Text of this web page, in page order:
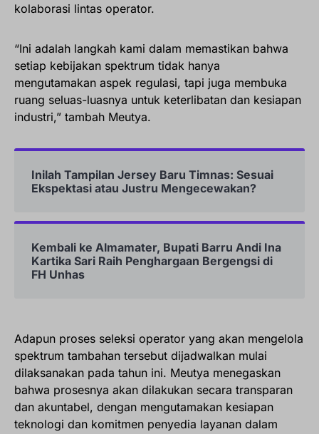
kolaborasi lintas operator.
“Ini adalah langkah kami dalam memastikan bahwa
setiap kebijakan spektrum tidak hanya
mengutamakan aspek regulasi, tapi juga membuka
ruang seluas-luasnya untuk keterlibatan dan kesiapan
industri,” tambah Meutya.
Inilah Tampilan Jersey Baru Timnas: Sesuai
Ekspektasi atau Justru Mengecewakan?
Kembali ke Almamater, Bupati Barru Andi Ina
Kartika Sari Raih Penghargaan Bergengsi di
FH Unhas
Adapun proses seleksi operator yang akan mengelola
spektrum tambahan tersebut dijadwalkan mulai
dilaksanakan pada tahun ini. Meutya menegaskan
bahwa prosesnya akan dilakukan secara transparan
dan akuntabel, dengan mengutamakan kesiapan
teknologi dan komitmen penyedia layanan dalam